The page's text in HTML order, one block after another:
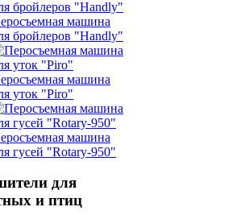
машина
бройлеров "Handly"
машина
уток "Piro"
машина
гусей "Rotary-950"
для
и птиц